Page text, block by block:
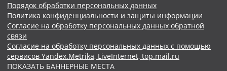
Порядок обработки персональных данных
Политика конфиденциальности и защиты информации
Согласие на обработку персональных данных обратной
связи
Согласие на обработку персональных данных с помощью
сервисов Yandex.Metrika, LiveInternet, top.mail.ru
ПОКАЗАТЬ БАННЕРНЫЕ МЕСТА